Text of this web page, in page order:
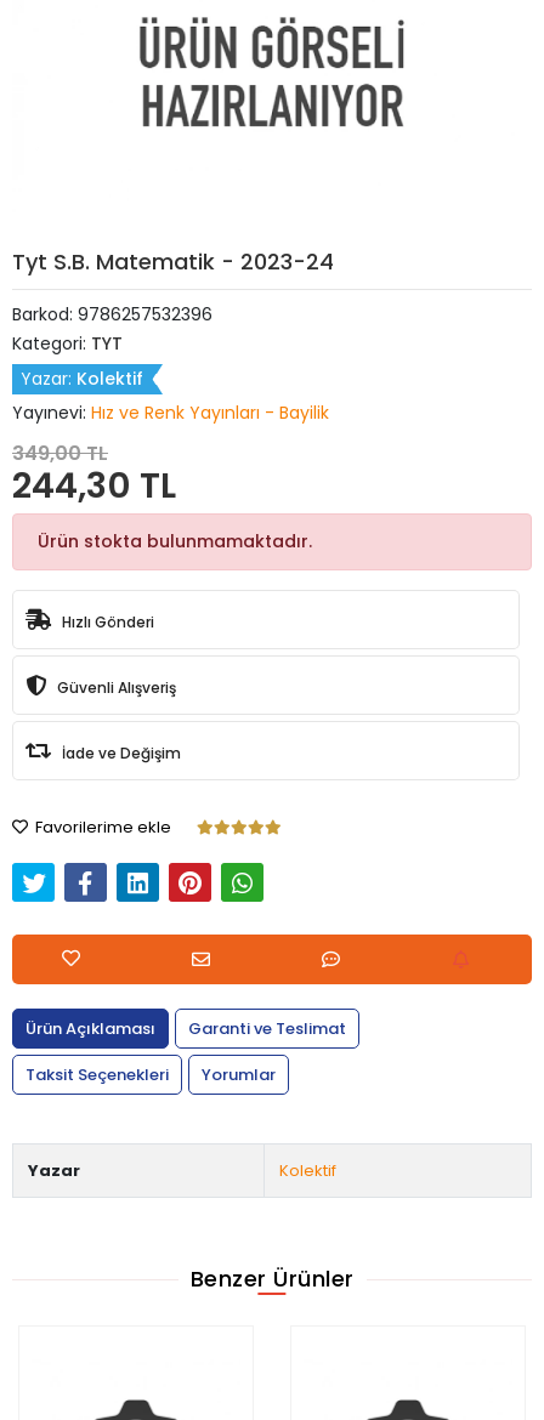
Tyt S.B. Matematik - 2023-24
Barkod: 9786257532396
Kategori: TYT
Yazar: Kolektif
Yayınevi: Hız ve Renk Yayınları - Bayilik
349,00 TL
244,30 TL
Ürün stokta bulunmamaktadır.
Hızlı Gönderi
Güvenli Alışveriş
İade ve Değişim
Favorilerime ekle
Ürün Açıklaması
Garanti ve Teslimat
Taksit Seçenekleri
Yorumlar
Yazar Kolektif
Benzer Ürünler